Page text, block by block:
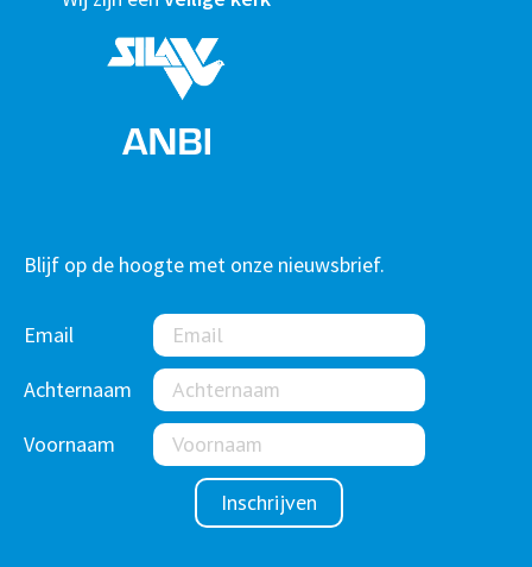
Blijf op de hoogte met onze nieuwsbrief.
Email
Achternaam
Voornaam
Inschrijven